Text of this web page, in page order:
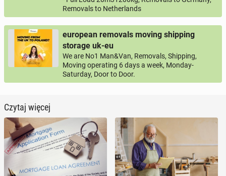
Removals to Netherlands
european removals moving shipping
storage uk-eu
We are No1 Man&Van, Removals, Shipping,
Moving operating 6 days a week, Monday-
Saturday, Door to Door.
Czytaj więcej